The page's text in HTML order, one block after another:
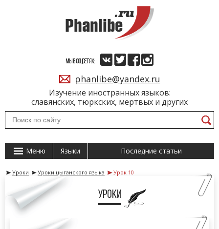
Изучение иностранных языков:
славянских, тюркских, мертвых и других
МЫ В СОЦСЕТЯХ:
phanlibe@yandex.ru
Меню Языки Последние статьи
Уроки Уроки цыганского языка Урок 10
Уроки